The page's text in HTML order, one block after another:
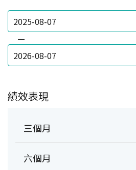
—
績效表現
三個月
六個月